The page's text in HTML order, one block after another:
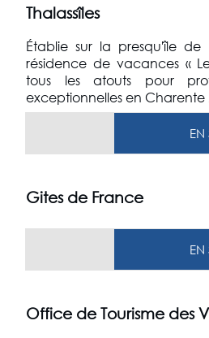
Thalassîles
Établie sur la presqu'île de
résidence de vacances «
tous les atouts pour
exceptionnelles en Charente
Gites de France
Office de Tourisme des